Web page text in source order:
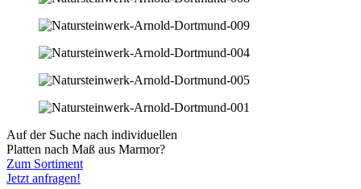
Auf der Suche nach individuellen
Platten nach Maß aus Marmor?
Zum Sortiment
Jetzt anfragen!